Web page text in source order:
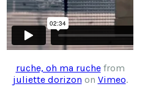
ruche, oh ma ruchefrom
juliette dorizon on Vimeo.